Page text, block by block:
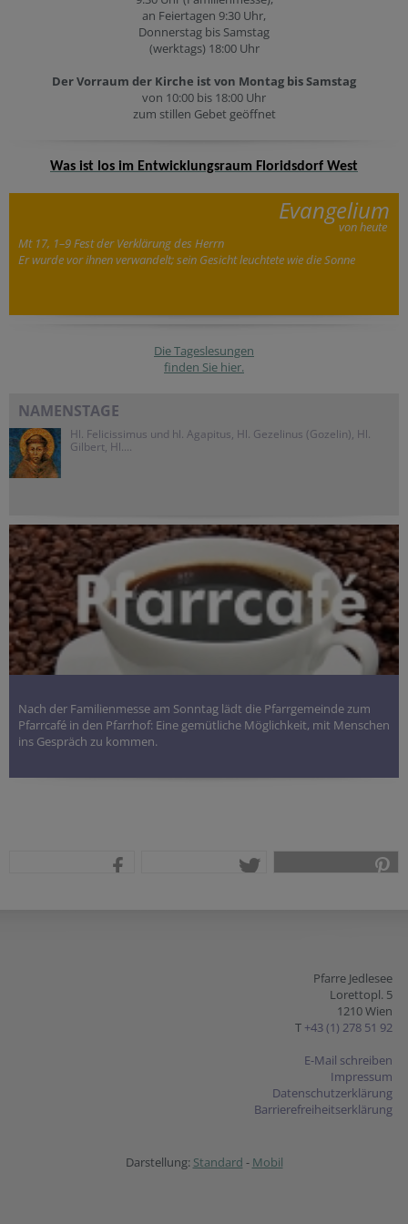
an Feiertagen 9:30 Uhr,
Donnerstag bis Samstag
(werktags) 18:00 Uhr
Der Vorraum der Kirche ist von Montag bis Samstag
von 10:00 bis 18:00 Uhr
zum stillen Gebet geöffnet
Was ist los im Entwicklungsraum Floridsdorf West
Evangelium
von heute
Mt 17, 1–9 Fest der Verklärung des Herrn
Er wurde vor ihnen verwandelt; sein Gesicht leuchtete wie die Sonne
Die Tageslesungen
finden Sie hier.
NAMENSTAGE
Hl. Felicissimus und hl. Agapitus, Hl. Gezelinus (Gozelin), Hl.
Gilbert, Hl....
Nach der Familienmesse am Sonntag lädt die Pfarrgemeinde zum
Pfarrcafé in den Pfarrhof: Eine gemütliche Möglichkeit, mit Menschen
ins Gespräch zu kommen.
Pfarre Jedlesee
Lorettopl. 5
1210 Wien
T +43 (1) 278 51 92
E-Mail schreiben
Impressum
Datenschutzerklärung
Barrierefreiheitserklärung
Darstellung: Standard - Mobil